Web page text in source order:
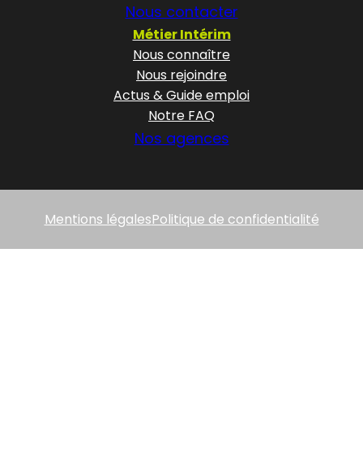
Nous contacter
Métier Intérim
Nous connaître
Nous rejoindre
Actus & Guide emploi
Notre FAQ
Nos agences
Mentions légalesPolitique de confidentialité